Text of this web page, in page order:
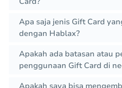
Apa saja jenis Gift Card
dengan Hablax?
Apakah ada batasan atau
penggunaan Gift Card di